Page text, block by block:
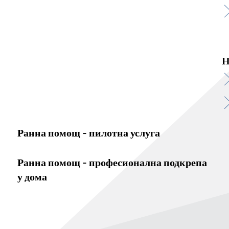
Ранна помощ - пилотна услуга
Ранна помощ - професионална подкрепа
у дома